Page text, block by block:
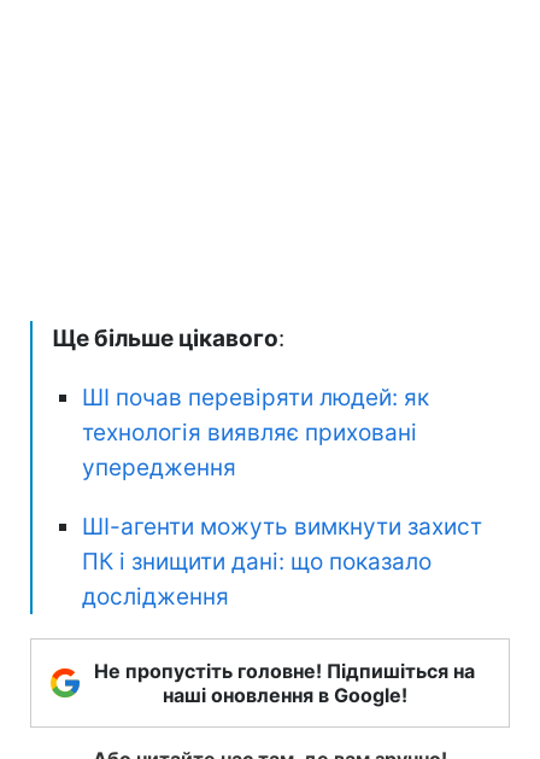
Ще більше цікавого:
ШІ почав перевіряти людей: як
технологія виявляє приховані
упередження
ШІ-агенти можуть вимкнути захист
ПК і знищити дані: що показало
дослідження
Не пропустіть головне! Підпишіться на
наші оновлення в Google!